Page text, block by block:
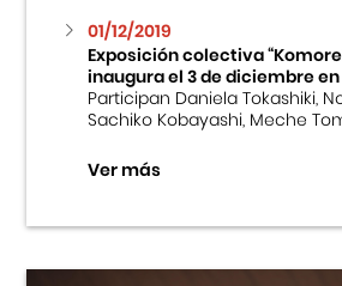
01/12/2019
Exposición colectiva
inaugura el 3 de diciembre en
Participan Daniela Tokashiki,
Sachiko Kobayashi, Meche
Ver más